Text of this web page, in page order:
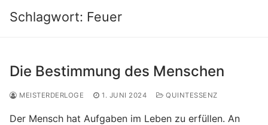
Schlagwort: Feuer
Die Bestimmung des Menschen
MEISTERDERLOGE 1. JUNI 2024 QUINTESSENZ
Der Mensch hat Aufgaben im Leben zu erfüllen. An